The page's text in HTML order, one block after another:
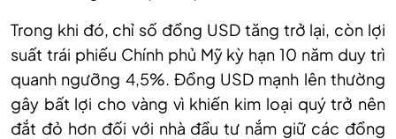
Trong khi đó, chỉ số đồng USD tăng trở lại, còn lợi
suất trái phiếu Chính phủ Mỹ kỳ hạn 10 năm duy trì
quanh ngưỡng 4,5%. Đồng USD mạnh lên thường
gây bất lợi cho vàng vì khiến kim loại quý trở nên
đắt đỏ hơn đối với nhà đầu tư nắm giữ các đồng